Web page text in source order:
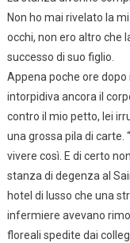
Non ho mai rivelato la
occhi, non ero altro che
successo di suo figlio.
Appena poche ore dopo
intorpidiva ancora il
contro il mio petto, lei
una grossa pila di carte.
vivere così. E di certo
stanza di degenza al
hotel di lusso che una
infermiere avevano
floreali spedite dai